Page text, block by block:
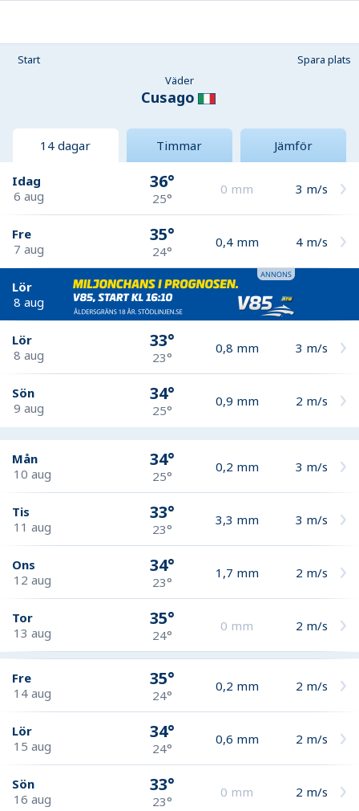
Start
Spara plats
Väder
Cusago
14 dagar Timmar Jämför
Idag
6 aug
36°
25°
0 mm 3 m/s
Fre
7 aug
35°
24°
0,4 mm 4 m/s
Lör
8 aug
Lör
8 aug
33°
23°
0,8 mm 3 m/s
Sön
9 aug
34°
25°
0,9 mm 2 m/s
Mån
10 aug
34°
25°
0,2 mm 3 m/s
Tis
11 aug
33°
23°
3,3 mm 3 m/s
Ons
12 aug
34°
23°
1,7 mm 2 m/s
Tor
13 aug
35°
24°
0 mm 2 m/s
Fre
14 aug
35°
24°
0,2 mm 2 m/s
Lör
15 aug
34°
24°
0,6 mm 2 m/s
Sön
16 aug
33°
23°
0 mm 2 m/s